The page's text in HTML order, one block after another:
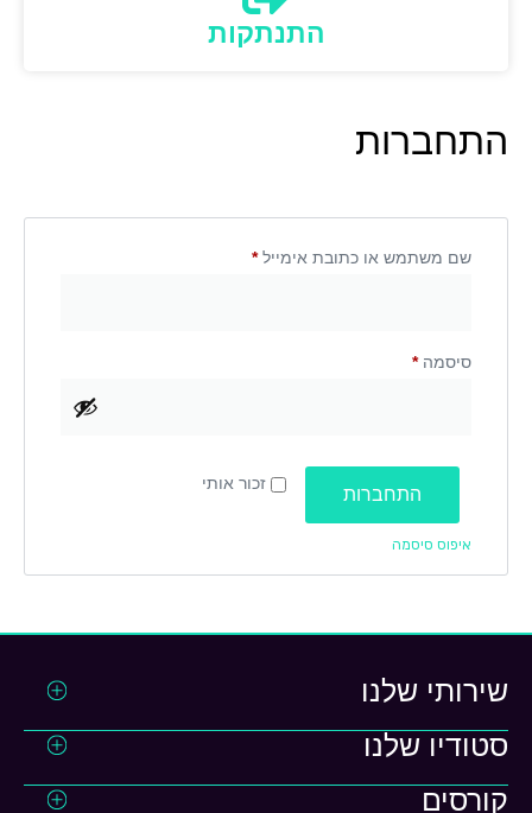
התנתקות
התחברות
שם משתמש או כתובת אימייל*
סיסמה*
זכור אותי
התחברות
איפוס סיסמה
שירותי שלנו
בניית אתרים
סטודיו שלנו
ראשי
קורסים